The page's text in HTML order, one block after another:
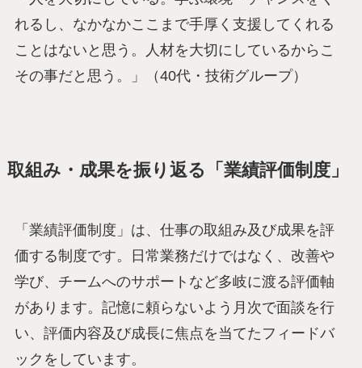
れるし、なかなかここまで手厚く支援してくれる
ことはないと思う。人材を大切にしているからこ
その事だと思う。」（40代・技術グループ）
取組み・成果を振り返る「業績評価制度」
「業績評価制度」は、仕事の取組み及び成果を評
価する制度です。日常業務だけではなく、改善や
学び、チームへのサポートなど多岐に渡る評価軸
があります。記憶に頼らないよう月次で面談を行
い、評価内容及び成長に焦点を当てたフィードバ
ックをしています。